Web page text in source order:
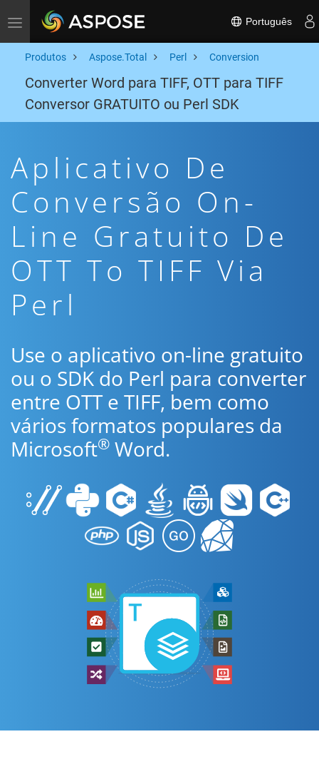
Toggle navigation Português
Produtos Aspose.Total Perl Conversion
Converter Word para TIFF, OTT para TIFF
Conversor GRATUITO ou Perl SDK
Aplicativo De
Conversão On-
Line Gratuito De
OTT To TIFF Via
Perl
Use o aplicativo on-line gratuito
ou o SDK do Perl para converter
entre OTT e TIFF, bem como
vários formatos populares da
Microsoft® Word.